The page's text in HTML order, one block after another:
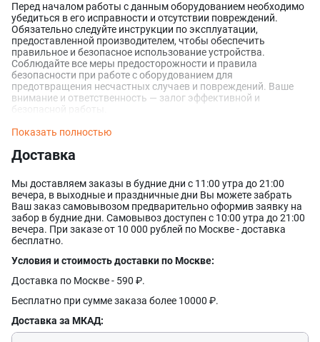
Перед началом работы с данным оборудованием необходимо
убедиться в его исправности и отсутствии повреждений.
Обязательно следуйте инструкции по эксплуатации,
предоставленной производителем, чтобы обеспечить
правильное и безопасное использование устройства.
Соблюдайте все меры предосторожности и правила
безопасности при работе с оборудованием для
предотвращения несчастных случаев и повреждений. Ваше
внимание и ответственность — залог эффективной и
безопасной работы.
Показать полностью
Доставка
Мы доставляем заказы в будние дни с 11:00 утра до 21:00
вечера, в выходные и праздничные дни Вы можете забрать
Ваш заказ самовывозом предварительно оформив заявку на
забор в будние дни. Самовывоз доступен с 10:00 утра до 21:00
вечера. При заказе от 10 000 рублей по Москве - доставка
бесплатно.
Условия и стоимость доставки по Москве:
Доставка по Москве - 590 ₽.
Бесплатно при сумме заказа более 10000 ₽.
Доставка за МКАД:
Оставить заявку
Данные формы отправлены
Оставить заявку
Данные формы отправлены